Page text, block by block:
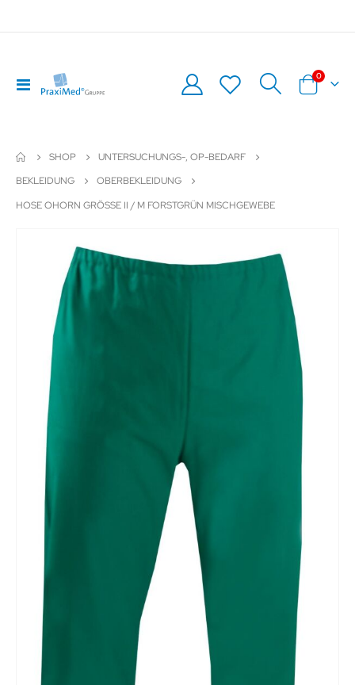
Navigation
umschalten
Warenkorb
0Artikel
SHOP
UNTERSUCHUNGS-, OP-BEDARF
BEKLEIDUNG
OBERBEKLEIDUNG
HOSE OHORN GRÖSSE II / M FORSTGRÜN MISCHGEWEBE
Bildergalerie
springen